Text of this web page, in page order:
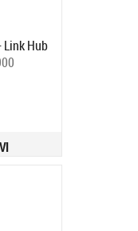
Link Hub